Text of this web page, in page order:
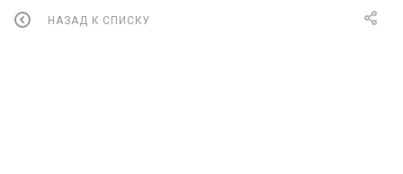
НАЗАД К СПИСКУ